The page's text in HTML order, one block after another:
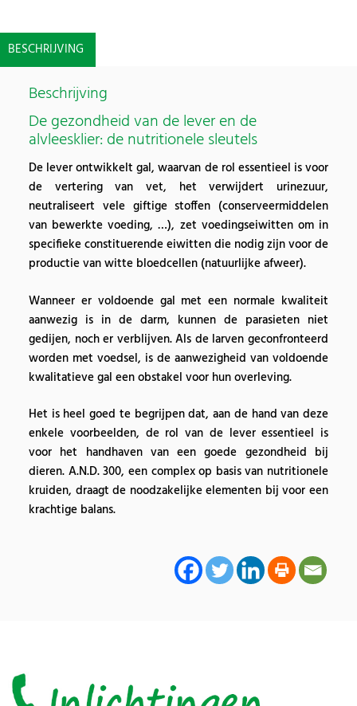
BESCHRIJVING
Beschrijving
De gezondheid van de lever en de
alvleesklier: de nutritionele sleutels
De lever ontwikkelt gal, waarvan de rol essentieel is voor
de vertering van vet, het verwijdert urinezuur,
neutraliseert vele giftige stoffen (conserveermiddelen
van bewerkte voeding, …), zet voedingseiwitten om in
specifieke constituerende eiwitten die nodig zijn voor de
productie van witte bloedcellen (natuurlijke afweer).
Wanneer er voldoende gal met een normale kwaliteit
aanwezig is in de darm, kunnen de parasieten niet
gedijen, noch er verblijven. Als de larven geconfronteerd
worden met voedsel, is de aanwezigheid van voldoende
kwalitatieve gal een obstakel voor hun overleving.
Het is heel goed te begrijpen dat, aan de hand van deze
enkele voorbeelden, de rol van de lever essentieel is
voor het handhaven van een goede gezondheid bij
dieren. A.N.D. 300, een complex op basis van nutritionele
kruiden, draagt de noodzakelijke elementen bij voor een
krachtige balans.